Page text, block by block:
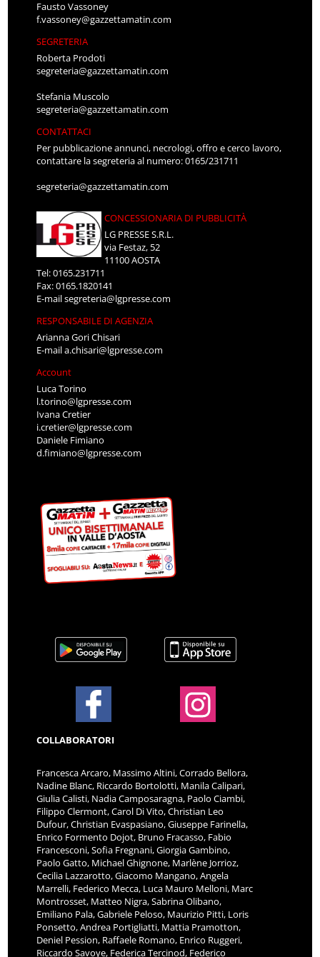
Fausto Vassoney
f.vassoney@gazzettamatin.com
SEGRETERIA
Roberta Prodoti
segreteria@gazzettamatin.com
Stefania Muscolo
segreteria@gazzettamatin.com
CONTATTACI
Per pubblicazione annunci, necrologi, offro e cerco lavoro,
contattare la segreteria al numero: 0165/231711
segreteria@gazzettamatin.com
CONCESSIONARIA DI PUBBLICITÀ
LG PRESSE S.R.L.
via Festaz, 52
11100 AOSTA
Tel: 0165.231711
Fax: 0165.1820141
E-mailsegreteria@lgpresse.com
RESPONSABILE DI AGENZIA
Arianna Gori Chisari
E-maila.chisari@lgpresse.com
Account
Luca Torino
l.torino@lgpresse.com
Ivana Cretier
i.cretier@lgpresse.com
Daniele Fimiano
d.fimiano@lgpresse.com
COLLABORATORI
Francesca Arcaro, Massimo Altini, Corrado Bellora,
Nadine Blanc, Riccardo Bortolotti, Manila Calipari,
Giulia Calisti, Nadia Camposaragna, Paolo Ciambi,
Filippo Clermont, Carol Di Vito, Christian Leo
Dufour, Christian Evaspasiano, Giuseppe Farinella,
Enrico Formento Dojot, Bruno Fracasso, Fabio
Francesconi, Sofia Fregnani, Giorgia Gambino,
Paolo Gatto, Michael Ghignone, Marlène Jorrioz,
Cecilia Lazzarotto, Giacomo Mangano, Angela
Marrelli, Federico Mecca, Luca Mauro Melloni, Marc
Montrosset, Matteo Nigra, Sabrina Olibano,
Emiliano Pala, Gabriele Peloso, Maurizio Pitti, Loris
Ponsetto, Andrea Portigliatti, Mattia Pramotton,
Deniel Pession, Raffaele Romano, Enrico Ruggeri,
Riccardo Savoye, Federica Tercinod, Federico